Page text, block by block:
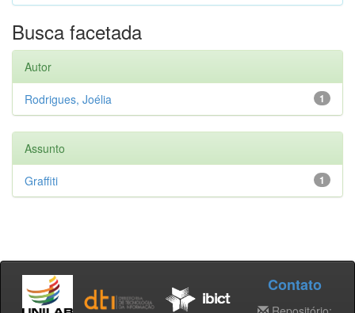
Busca facetada
Autor
1
Rodrigues, Joélia
Assunto
1
Graffiti
Contato